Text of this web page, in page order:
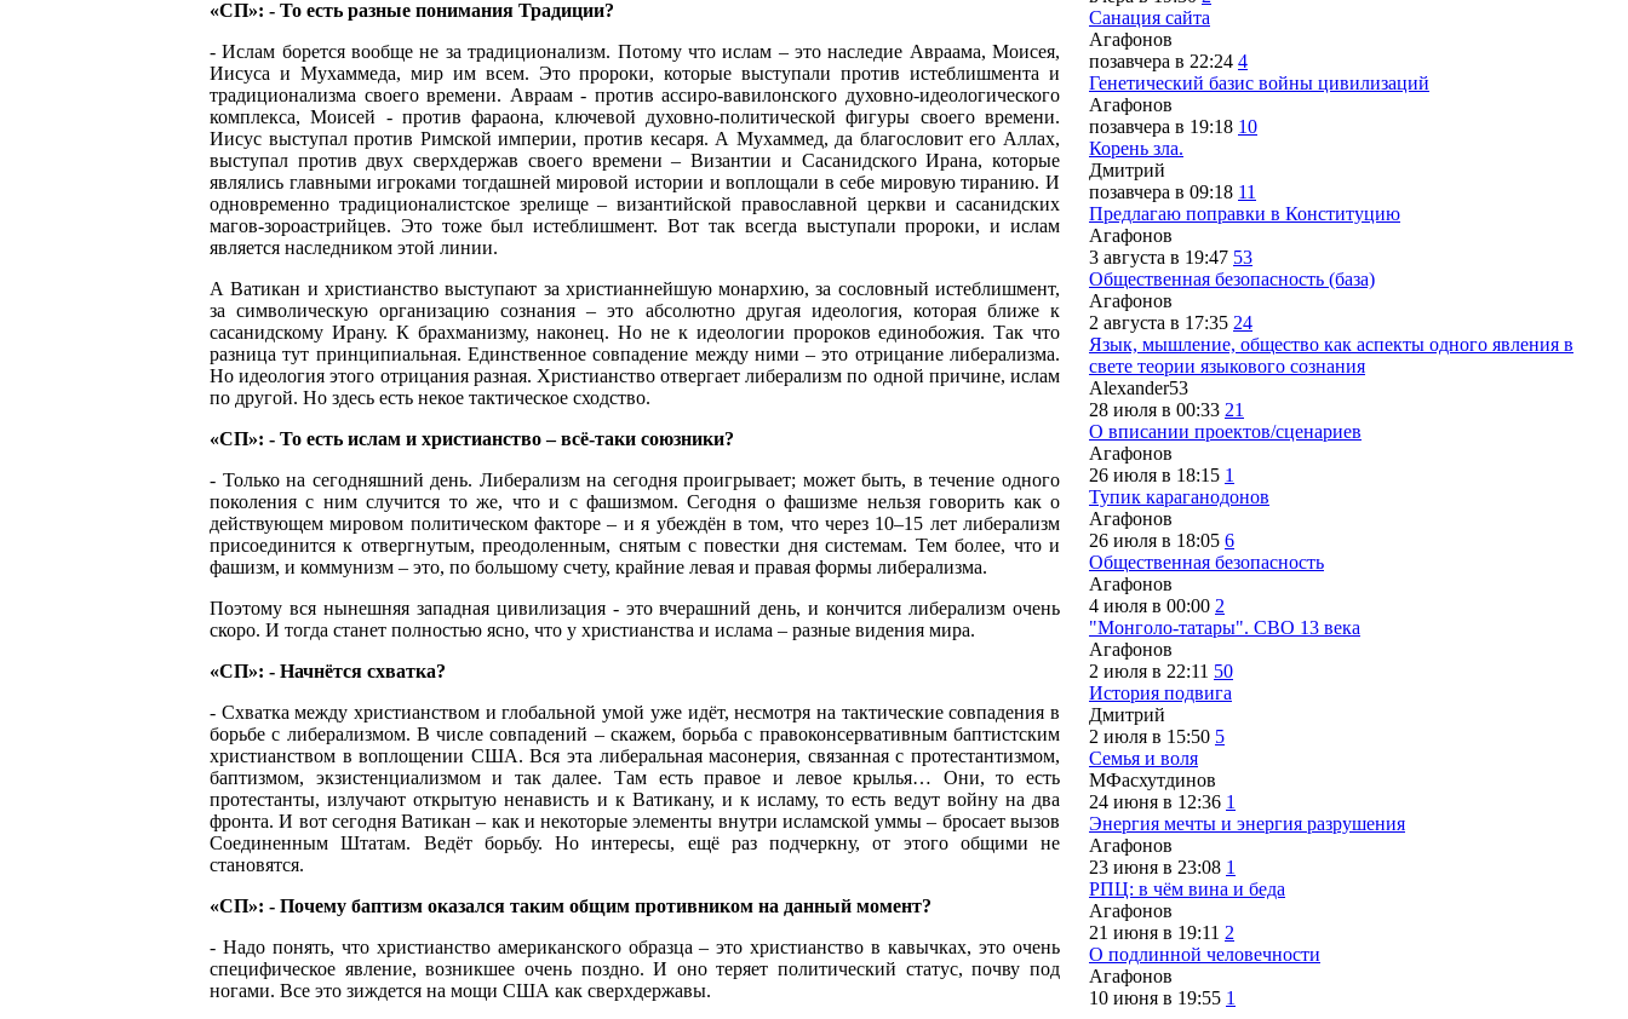
«СП»: - То есть разные понимания Традиции?
- Ислам борется вообще не за традиционализм. Потому что ислам – это наследие Авраама, Моисея,
Иисуса и Мухаммеда, мир им всем. Это пророки, которые выступали против истеблишмента и
традиционализма своего времени. Авраам - против ассиро-вавилонского духовно-идеологического
комплекса, Моисей - против фараона, ключевой духовно-политической фигуры своего времени.
Иисус выступал против Римской империи, против кесаря. А Мухаммед, да благословит его Аллах,
выступал против двух сверхдержав своего времени – Византии и Сасанидского Ирана, которые
являлись главными игроками тогдашней мировой истории и воплощали в себе мировую тиранию. И
одновременно традиционалистское зрелище – византийской православной церкви и сасанидских
магов-зороастрийцев. Это тоже был истеблишмент. Вот так всегда выступали пророки, и ислам
является наследником этой линии.
А Ватикан и христианство выступают за христианнейшую монархию, за сословный истеблишмент,
за символическую организацию сознания – это абсолютно другая идеология, которая ближе к
сасанидскому Ирану. К брахманизму, наконец. Но не к идеологии пророков единобожия. Так что
разница тут принципиальная. Единственное совпадение между ними – это отрицание либерализма.
Но идеология этого отрицания разная. Христианство отвергает либерализм по одной причине, ислам
по другой. Но здесь есть некое тактическое сходство.
«СП»: - То есть ислам и христианство – всё-таки союзники?
- Только на сегодняшний день. Либерализм на сегодня проигрывает; может быть, в течение одного
поколения с ним случится то же, что и с фашизмом. Сегодня о фашизме нельзя говорить как о
действующем мировом политическом факторе – и я убеждён в том, что через 10–15 лет либерализм
присоединится к отвергнутым, преодоленным, снятым с повестки дня системам. Тем более, что и
фашизм, и коммунизм – это, по большому счету, крайние левая и правая формы либерализма.
Поэтому вся нынешняя западная цивилизация - это вчерашний день, и кончится либерализм очень
скоро. И тогда станет полностью ясно, что у христианства и ислама – разные видения мира.
«СП»: - Начнётся схватка?
- Схватка между христианством и глобальной умой уже идёт, несмотря на тактические совпадения в
борьбе с либерализмом. В числе совпадений – скажем, борьба с правоконсервативным баптистским
христианством в воплощении США. Вся эта либеральная масонерия, связанная с протестантизмом,
баптизмом, экзистенциализмом и так далее. Там есть правое и левое крылья… Они, то есть
протестанты, излучают открытую ненависть и к Ватикану, и к исламу, то есть ведут войну на два
фронта. И вот сегодня Ватикан – как и некоторые элементы внутри исламской уммы – бросает вызов
Соединенным Штатам. Ведёт борьбу. Но интересы, ещё раз подчеркну, от этого общими не
становятся.
«СП»: - Почему баптизм оказался таким общим противником на данный момент?
- Надо понять, что христианство американского образца – это христианство в кавычках, это очень
специфическое явление, возникшее очень поздно. И оно теряет политический статус, почву под
ногами. Все это зиждется на мощи США как сверхдержавы.
Санация сайта
Агафонов
позавчера в 22:24 4
Генетический базис войны цивилизаций
Агафонов
позавчера в 19:18 10
Корень зла.
Дмитрий
позавчера в 09:18 11
Предлагаю поправки в Конституцию
Агафонов
3 августа в 19:47 53
Общественная безопасность (база)
Агафонов
2 августа в 17:35 24
Язык, мышление, общество как аспекты одного явления в
свете теории языкового сознания
Alexander53
28 июля в 00:33 21
О вписании проектов/сценариев
Агафонов
26 июля в 18:15 1
Тупик караганодонов
Агафонов
26 июля в 18:05 6
Общественная безопасность
Агафонов
4 июля в 00:00 2
"Монголо-татары". СВО 13 века
Агафонов
2 июля в 22:11 50
История подвига
Дмитрий
2 июля в 15:50 5
Семья и воля
МФасхутдинов
24 июня в 12:36 1
Энергия мечты и энергия разрушения
Агафонов
23 июня в 23:08 1
РПЦ: в чём вина и беда
Агафонов
21 июня в 19:11 2
О подлинной человечности
Агафонов
10 июня в 19:55 1